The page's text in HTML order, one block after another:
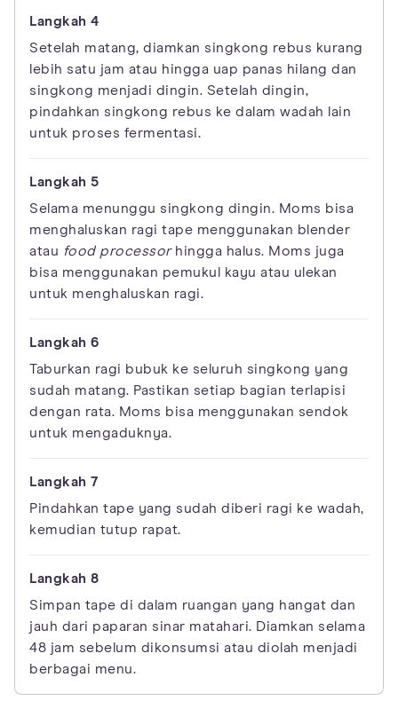
Setelah matang, diamkan singkong rebus kurang
lebih satu jam atau hingga uap panas hilang dan
singkong menjadi dingin. Setelah dingin,
pindahkan singkong rebus ke dalam wadah lain
untuk proses fermentasi.
Selama menunggu singkong dingin. Moms bisa
menghaluskan ragi tape menggunakan blender
atau food processorhingga halus. Moms juga
bisa menggunakan pemukul kayu atau ulekan
untuk menghaluskan ragi.
Taburkan ragi bubuk ke seluruh singkong yang
sudah matang. Pastikan setiap bagian terlapisi
dengan rata. Moms bisa menggunakan sendok
untuk mengaduknya.
Pindahkan tape yang sudah diberi ragi ke wadah,
kemudian tutup rapat.
Simpan tape di dalam ruangan yang hangat dan
jauh dari paparan sinar matahari. Diamkan selama
48 jam sebelum dikonsumsi atau diolah menjadi
berbagai menu.